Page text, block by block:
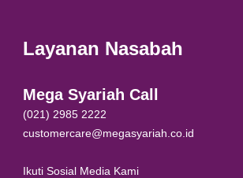
Layanan Nasabah
Mega Syariah Call
(021) 2985 2222
customercare@megasyariah.co.id
Ikuti Sosial Media Kami